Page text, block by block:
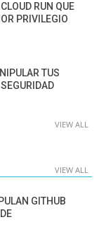
RUN QUE
PRIVILEGIO
TUS
VIEW ALL
VIEW ALL
GITHUB